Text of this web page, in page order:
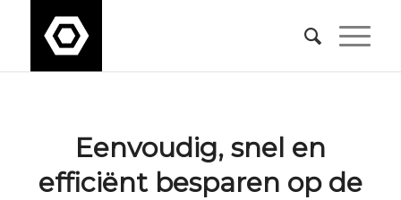
Eenvoudig, snel en
efficiënt besparen op de